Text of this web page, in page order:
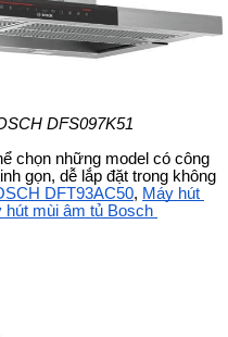
DFS097K51
chọn những model có công
gọn, dễ lắp đặt trong không
DFT93AC50, Máy hút
hút mùi âm tủ Bosch